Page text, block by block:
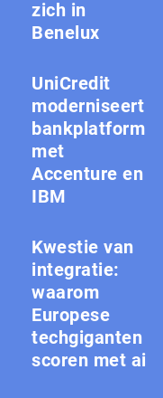
zich in
Benelux
UniCredit
moderniseert
bankplatform
met
Accenture en
IBM
Kwestie van
integratie:
waarom
Europese
techgiganten
scoren met ai